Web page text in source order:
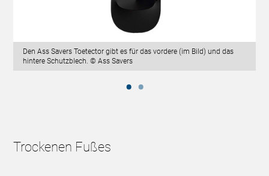
Den Ass Savers Toetector gibt es für das vordere (im Bild) und das
hintere Schutzblech. © Ass Savers
Trockenen Fußes